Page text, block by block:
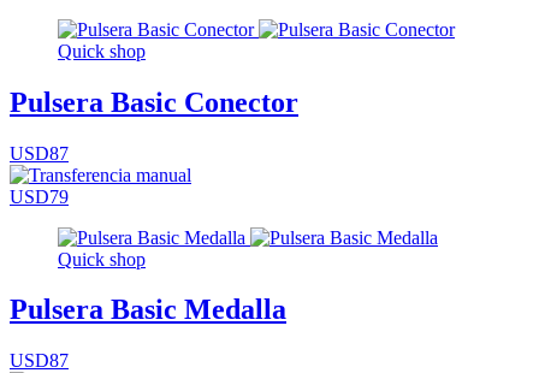
Quick shop
Pulsera Basic Conector
USD87
USD79
Quick shop
Pulsera Basic Medalla
USD87